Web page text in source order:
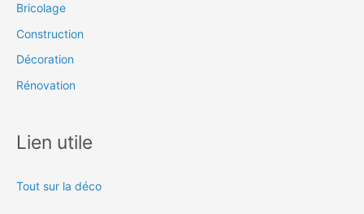
Bricolage
Construction
Décoration
Rénovation
Lien utile
Tout sur la déco